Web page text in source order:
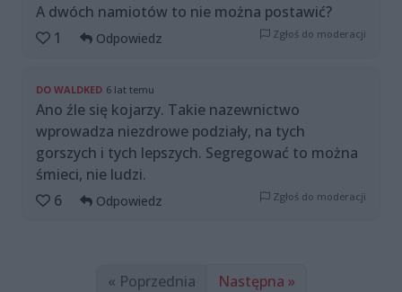
A dwóch namiotów to nie można postawić?
1
Odpowiedz Zgłoś do moderacji
DO WALDKED 6 lat temu
Ano źle się kojarzy. Takie nazewnictwo
wprowadza niezdrowe podziały, na tych
gorszych i tych lepszych. Segregować to można
śmieci, nie ludzi.
6
Odpowiedz Zgłoś do moderacji
« Poprzednia Następna »